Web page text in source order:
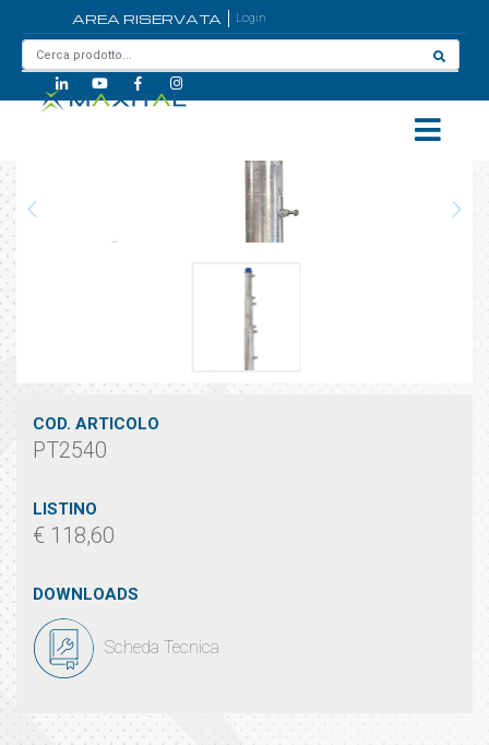
AREA RISERVATA Login
COD. ARTICOLO
PT2540
LISTINO
€ 118,60
DOWNLOADS
Scheda Tecnica